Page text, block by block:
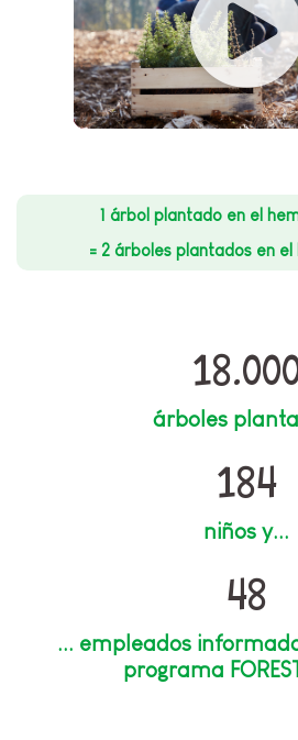
1 árbol plantado en el
= 2 árboles plantados en
árboles
184
niños y...
48
... empleados
programa